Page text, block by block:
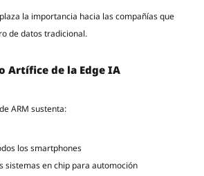
la importancia hacia las compañías que
de datos tradicional.
Artífice de la Edge IA
ARM sustenta:
los smartphones
sistemas en chip para automoción